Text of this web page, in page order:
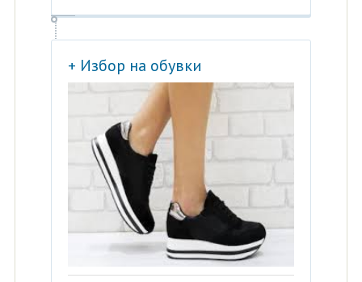
+ Избор на обувки